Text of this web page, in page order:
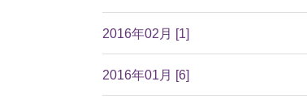
2016年02月 [1]
2016年01月 [6]